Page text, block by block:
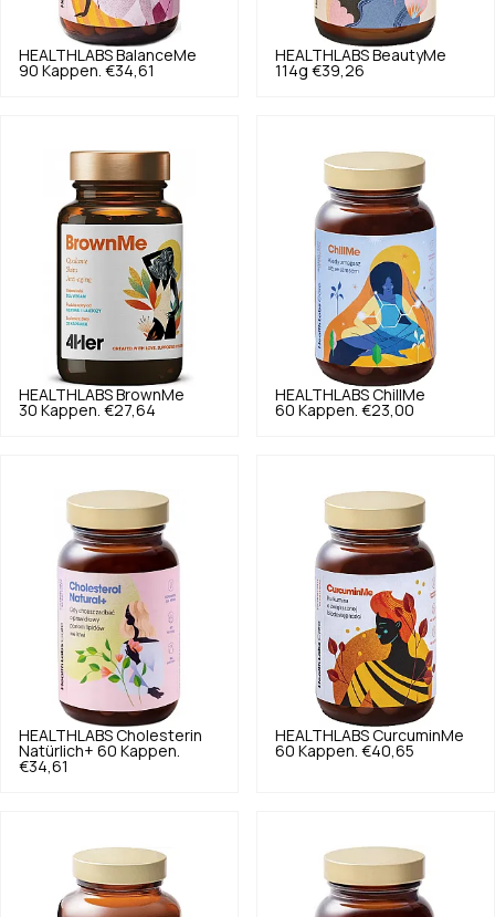
HEALTHLABS BalanceMe
90 Kappen. €34,61
HEALTHLABS BeautyMe
114g €39,26
HEALTHLABS BrownMe
30 Kappen. €27,64
HEALTHLABS ChillMe
60 Kappen. €23,00
HEALTHLABS Cholesterin
Natürlich+ 60 Kappen.
€34,61
HEALTHLABS CurcuminMe
60 Kappen. €40,65